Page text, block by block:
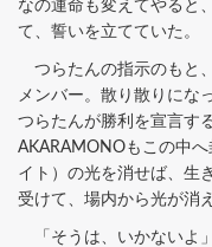
なの運命も変えてやると
て、誓いを立てていた。
つらたんの指示のもと
メンバー。散り散りにな
つらたんが勝利を宣言す
AKARAMONOもこの中
イト）の光を消せば、生
受けて、場内から光が消
「そうは、いかないよ